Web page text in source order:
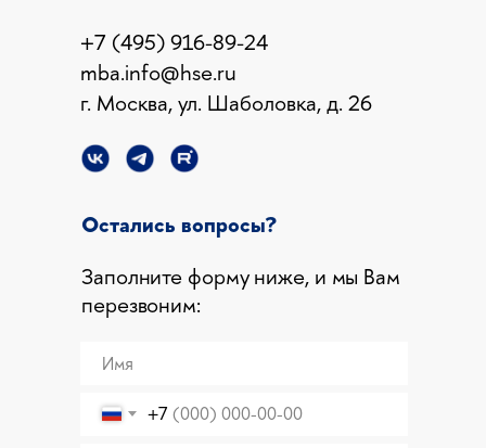
Менеджер-
консультант свяжется
с Вами в ближайшее
время.
+7 (495) 916-89-24
Заполните форму ниже, и мы Вам
перезвоним:
Остались вопросы?
+7
mba.info@hse.ru
г. Москва, ул. Шаболовка, д. 26